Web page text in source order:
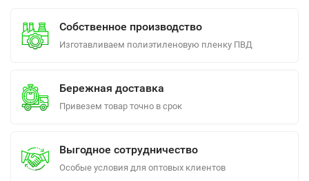
Собственное производство
Изготавливаем полиэтиленовую пленку ПВД
Бережная доставка
Привезем товар точно в срок
Выгодное сотрудничество
Особые условия для оптовых клиентов